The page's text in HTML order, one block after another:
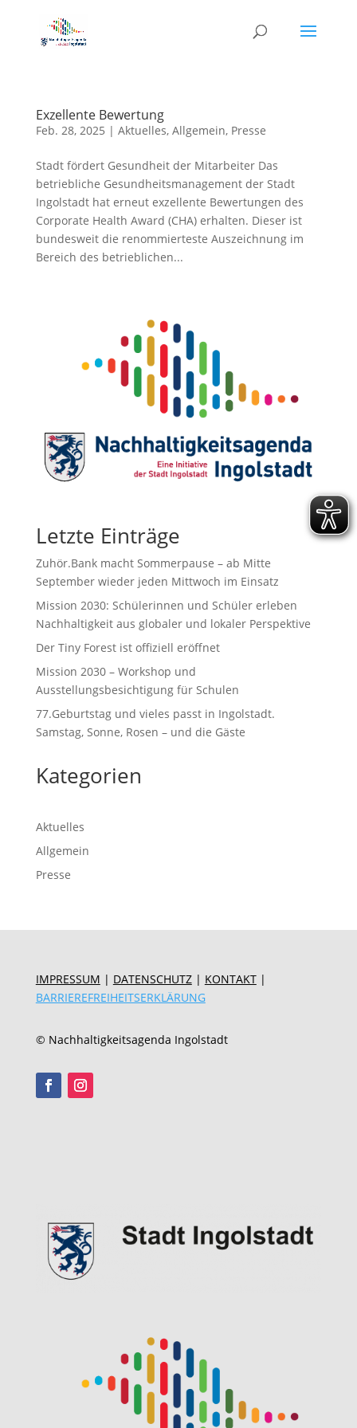
Exzellente Bewertung
Feb. 28, 2025 | Aktuelles, Allgemein, Presse
Stadt fördert Gesundheit der Mitarbeiter Das
betriebliche Gesundheitsmanagement der Stadt
Ingolstadt hat erneut exzellente Bewertungen des
Corporate Health Award (CHA) erhalten. Dieser ist
bundesweit die renommierteste Auszeichnung im
Bereich des betrieblichen...
Letzte Einträge
Zuhör.Bank macht Sommerpause – ab Mitte
September wieder jeden Mittwoch im Einsatz
Mission 2030: Schülerinnen und Schüler erleben
Nachhaltigkeit aus globaler und lokaler Perspektive
Der Tiny Forest ist offiziell eröffnet
Mission 2030 – Workshop und
Ausstellungsbesichtigung für Schulen
77.Geburtstag und vieles passt in Ingolstadt.
Samstag, Sonne, Rosen – und die Gäste
Kategorien
Aktuelles
Allgemein
Presse
IMPRESSUM | DATENSCHUTZ| KONTAKT |
BARRIEREFREIHEITSERKLÄRUNG
© Nachhaltigkeitsagenda Ingolstadt